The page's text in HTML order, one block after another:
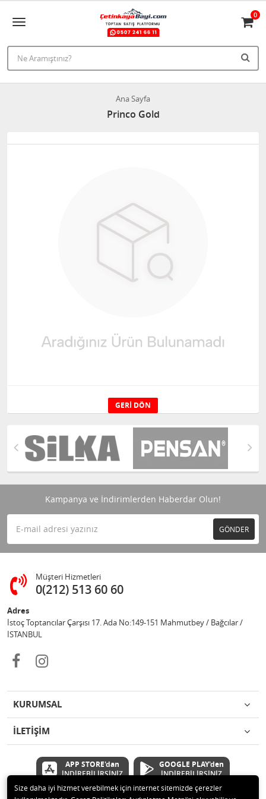
0
Ana Sayfa
Princo Gold
GERI DÖN
Kampanya ve İndirimlerden Haberdar Olun!
GÖNDER
Müşteri Hizmetleri
0(212) 513 60 60
Adres
İstoç Toptancılar Çarşısı 17. Ada No:149-151 Mahmutbey / Bağcılar /
İSTANBUL
KURUMSAL
İLETİŞİM
APP STORE'dan
İNDİREBİLİRSİNİZ
GOOGLE PLAY'den
İNDİREBİLİRSİNİZ
Size daha iyi hizmet verebilmek için internet sitemizde çerezler